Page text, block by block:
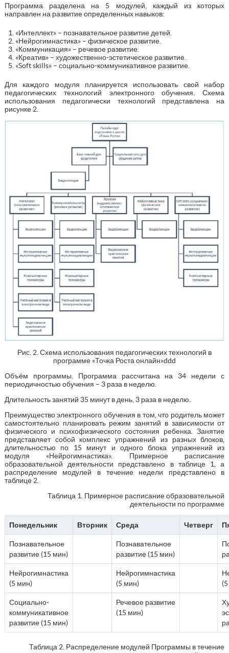
Программа разделена на 5 модулей, каждый из которых
направлен на развитие определенных навыков:
«Интеллект» – познавательное развитие детей.
«Нейрогимнастика» – физическое развитие.
«Коммуникация» – речевое развитие.
«Креатив» – художественно-эстетическое развитие.
«Soft skills» – социально-коммуникативное развитие.
Для каждого модуля планируется использовать свой набор
педагогических технологий электронного обучения. Схема
использования педагогически технологий представлена на
рисунке 2.
Рис. 2. Схема использования педагогических технологий в
программе «Точка Роста онлайн»ddd
Объём программы. Программа рассчитана на 34 недели с
периодичностью обучения – 3 раза в неделю.
Длительность занятий 35 минут в день, 3 раза в неделю.
Преимущество электронного обучения в том, что родитель может
самостоятельно планировать режим занятий в зависимости от
физического и психофизического состояния ребенка. Занятие
представляет собой комплекс упражнений из разных блоков,
длительностью по 15 минут и одного блока упражнений из
модуля «Нейрогимнастика». Примерное расписание
образовательной деятельности представлено в таблице 1, а
распределение модулей в течение недели представлено в
таблице 2.
Таблица 1. Примерное расписание образовательной
деятельности по программе
Понедельник Вторник Среда Четверг
Познавательное
развитие (15 мин)
Познавательное
развитие (15 мин)
Нейрогимнастика
(5 мин)
Нейрогимнастика
(5 мин)
Социально-
коммуникативное
развитие (15 мин)
Речевое развитие
(15 мин)
Таблица 2. Распределение модулей Программы в течение